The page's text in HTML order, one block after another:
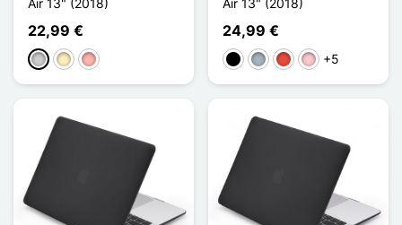
22,99 €
PlataOro Oro rosa
24,99 €
NegroGris RojoRosa+5